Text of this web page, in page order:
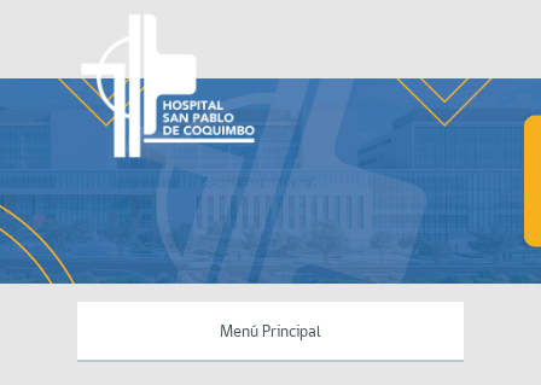
Menú Principal